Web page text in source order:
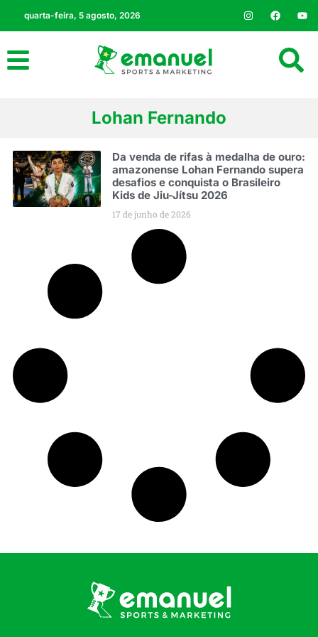
quarta-feira, 5 agosto, 2026
Lohan Fernando
Da venda de rifas à medalha de ouro:
amazonense Lohan Fernando supera
desafios e conquista o Brasileiro
Kids de Jiu-Jítsu 2026
17 de junho de 2026